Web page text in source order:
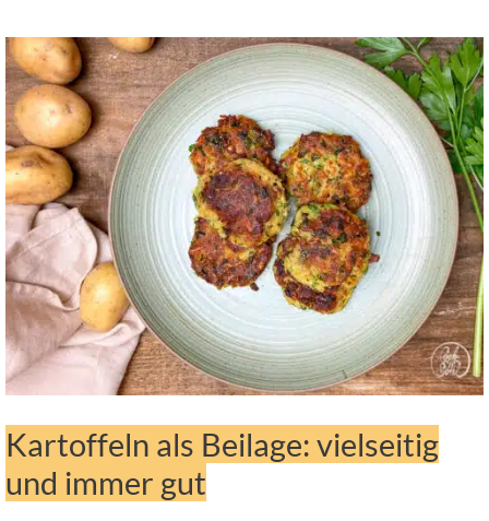
Kartoffeln als Beilage: vielseitig
und immer gut